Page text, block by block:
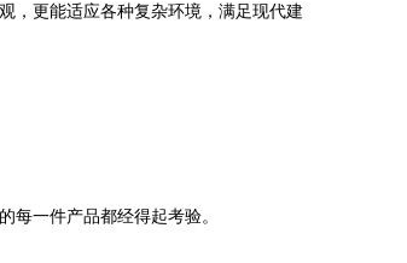
，更能适应各种复杂环境，满足现代建
一件产品都经得起考验。